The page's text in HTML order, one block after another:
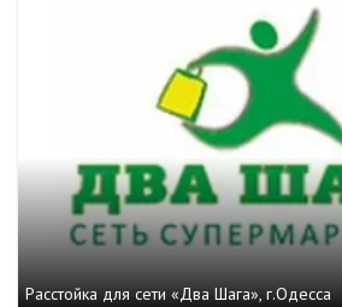
Расстойка для сети «Два Шага», г.Одесса